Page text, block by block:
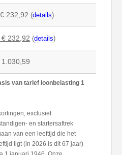
232,92 (details)
€ 232,92 (details)
1.030,59
van tarief loonbelasting 1
exclusief
en startersaftrek
van een leeftijd die het
ligt (in 2026 is dit 67 jaar)